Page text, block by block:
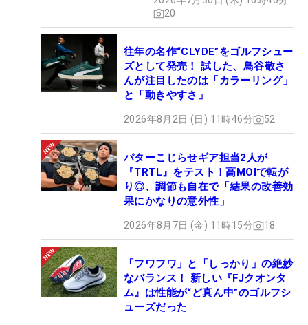
20
往年の名作“CLYDE”をゴルフシュー
ズとして発売！ 試した、鳥谷敬さ
んが注目したのは「カラーリング」
と「動きやすさ」
2026年8月2日 (日) 11時46分 52
パターこじらせギア担当2人が
『TRTL』をテスト！高MOIで転が
り◎、調節も自在で「結果の改善効
果にかなりの意外性」
2026年8月7日 (金) 11時15分 18
「フワフワ」と「しっかり」の絶妙
なバランス！ 新しい『FJクオンタ
ム』は性能が“ど真ん中”のゴルフシ
ューズだった